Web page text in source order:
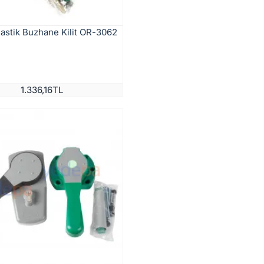
Buzhane Kilit OR-3062
1.336,16TL